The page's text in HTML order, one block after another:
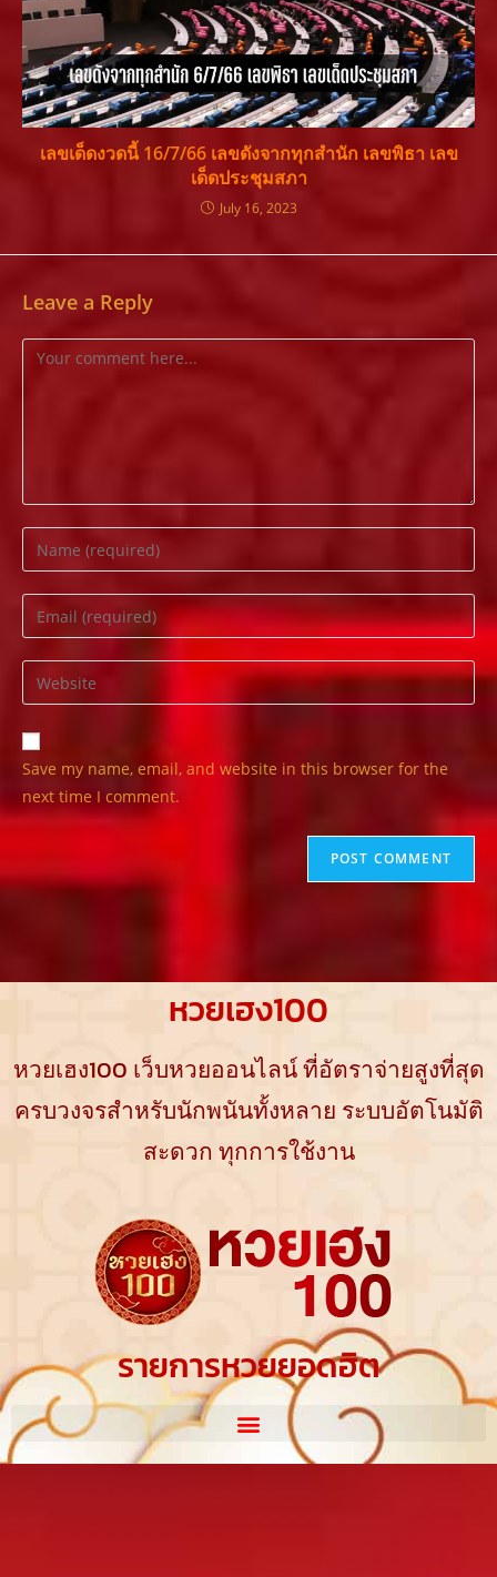
เลขเด็ดงวดนี้ 16/7/66 เลขดังจากทุกสำนัก เลขพิธา เลข
เด็ดประชุมสภา
July 16, 2023
Leave a Reply
Save my name, email, and website in this browser for the
next time I comment.
หวยเฮง100
หวยเฮง100 เว็บหวยออนไลน์ ที่อัตราจ่ายสูงที่สุด
ครบวงจรสำหรับนักพนันทั้งหลาย ระบบอัตโนมัติ
สะดวก ทุกการใช้งาน
รายการหวยยอดฮิต